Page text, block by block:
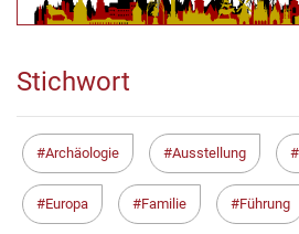
Stichwort
Archäologie Ausstellung
Europa Familie Führung